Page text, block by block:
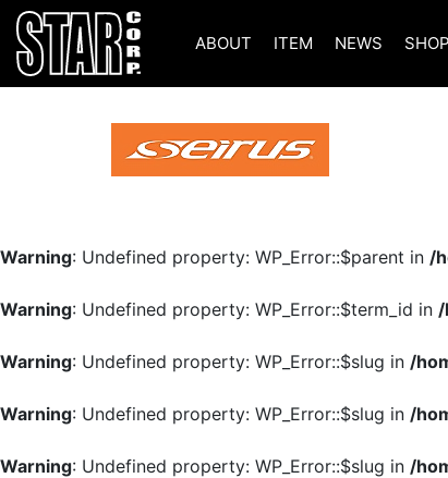
ABOUT ITEM NEWS
Warning: Undefined property: WP_Error::$parent in /
Warning: Undefined property: WP_Error::$term_id in
Warning: Undefined property: WP_Error::$slug in /
Warning: Undefined property: WP_Error::$slug in /
Warning: Undefined property: WP_Error::$slug in /